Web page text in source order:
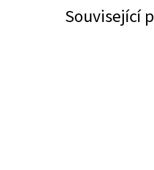
Související